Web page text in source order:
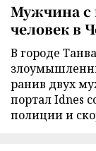
Мужчина с
человек в
В городе
ранив двух
портал Idnes
полиции и